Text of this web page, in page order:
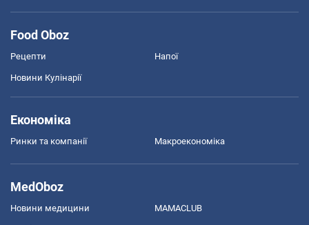
Food Oboz
Рецепти Напої
Новини Кулінарії
Економіка
Ринки та компанії Макроекономіка
MedOboz
Новини медицини MAMACLUB